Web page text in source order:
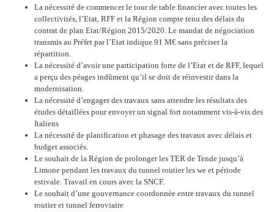
La nécessité de commencer le tour de table financier avec toutes les
collectivités, l’Etat, RFF et la Région compte tenu des délais du
contrat de plan Etat/Région 2015/2020. Le mandat de négociation
transmis au Préfet par l’Etat indique 91 M€ sans préciser la
répartition.
La nécessité d’avoir une participation forte de l’Etat et de RFF, lequel
a perçu des péages indûment qu’il se doit de réinvestir dans la
modernisation.
La nécessité d’engager des travaux sans attendre les résultats des
études détaillées pour envoyer un signal fort notamment vis-à-vis des
Italiens
La nécessité de planification et phasage des travaux avec délais et
budget associés.
Le souhait de la Région de prolonger les TER de Tende jusqu’à
Limone pendant les travaux du tunnel routier les we et période
estivale. Travail en cours avec la SNCF.
Le souhait d’une gouvernance coordonnée entre travaux du tunnel
routier et tunnel ferroviaire